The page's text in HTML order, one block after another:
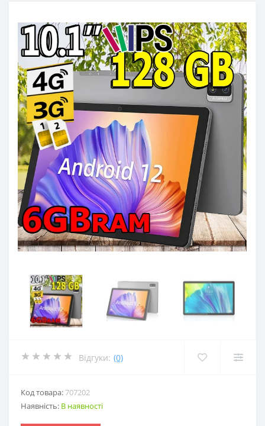
Відгуки: (0)
Код товара:707202
Наявність: В наявності